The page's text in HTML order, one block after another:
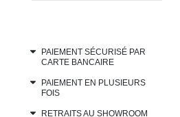
PAIEMENT SÉCURISÉ PAR
CARTE BANCAIRE
PAIEMENT EN PLUSIEURS
FOIS
RETRAITS AU SHOWROOM